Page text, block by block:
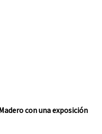
con una exposición